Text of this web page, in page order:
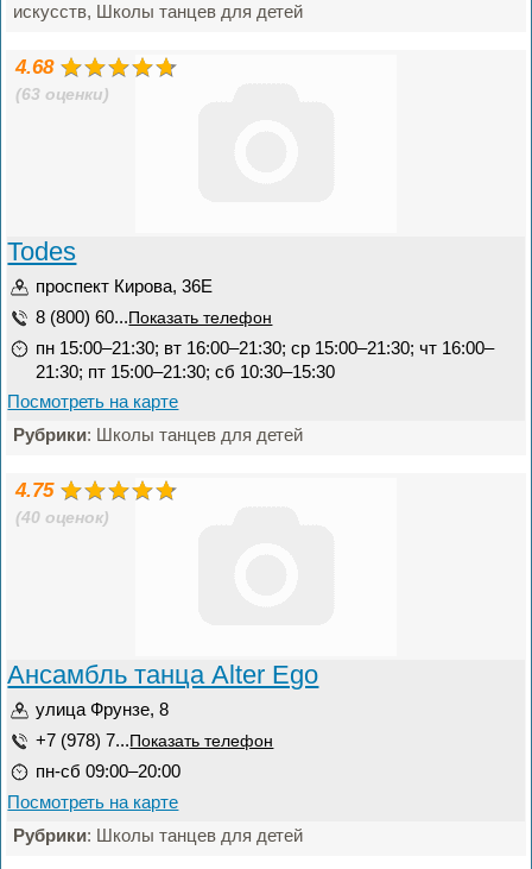
искусств, Школы танцев для детей
4.68
(63 оценки)
Todes
проспект Кирова, 36Е
8 (800) 60... Показать телефон
пн 15:00–21:30; вт 16:00–21:30; ср 15:00–21:30; чт 16:00–
21:30; пт 15:00–21:30; сб 10:30–15:30
Посмотреть на карте
Рубрики: Школы танцев для детей
4.75
(40 оценок)
Ансамбль танца Alter Ego
улица Фрунзе, 8
+7 (978) 7... Показать телефон
пн-сб 09:00–20:00
Посмотреть на карте
Рубрики: Школы танцев для детей